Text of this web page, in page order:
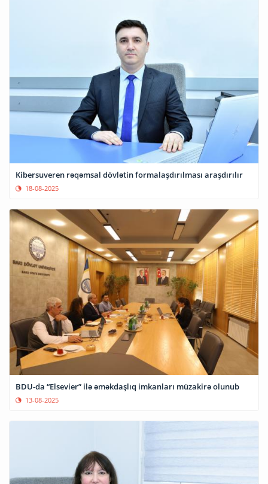
Kibersuveren rəqəmsal dövlətin formalaşdırılması araşdırılır
18-08-2025
BDU-da “Elsevier” ilə əməkdaşlıq imkanları müzakirə olunub
13-08-2025